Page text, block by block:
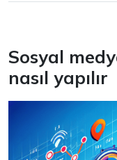
Sosyal
nasıl yapılır